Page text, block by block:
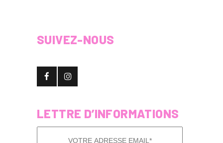
SUIVEZ-NOUS
LETTRE D’INFORMATIONS